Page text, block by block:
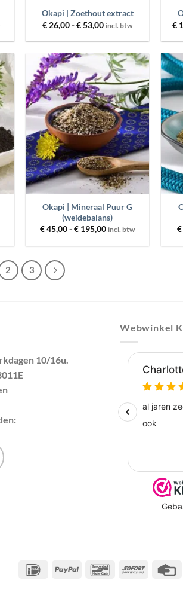
Okapi | Zoethout extract
€ 26,00-€53,00Prijsklasse:
tot
incl. btw
€
Toevoegen
aan
wenslijst
+
Okapi | Mineraal Puur G
(weidebalans)
€45,00-€ 195,00Prijsklasse:
tot
incl. btw
+
€
2 3
10/16u.
Webwinkel
IDeal PayPal BancontactSofort